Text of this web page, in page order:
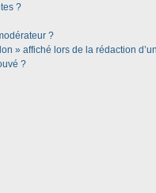
?
?
» affiché lors de la rédaction
?